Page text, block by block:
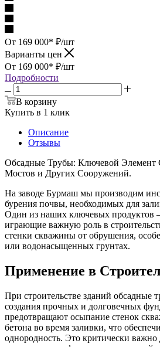
От 169 000* ₽/шт
Варианты цен
От 169 000* ₽/шт
Подробности
В корзину
Купить в 1 клик
Описание
Отзывы
Обсадные Трубы: Ключевой Элемент
Мостов и Других Сооружений.
На заводе Бурмаш мы производим
бурения почвы, необходимых для
Один из наших ключевых продуктов
играющие важную роль в
стенки скважины от обрушения,
или водонасыщенных грунтах.
Применение в
При строительстве зданий обсадные
создания прочных и долговечных
предотвращают осыпание стенок
бетона во время заливки, что
однородность. Это критически важно